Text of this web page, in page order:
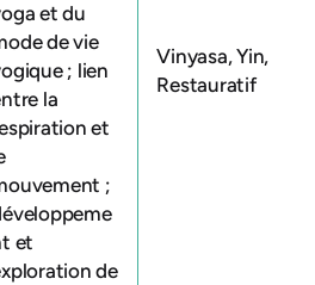
et du
de vie
; lien
la
et
;
et
de
Vinyasa, Yin,
Restauratif